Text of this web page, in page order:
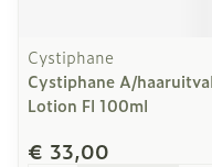
Cystiphane
Cystiphane A/haaruitval
Lotion Fl 100ml
€ 33,00